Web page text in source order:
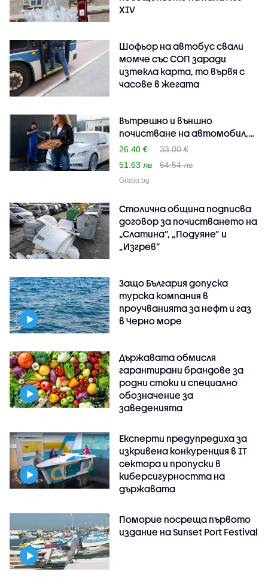
XIV
Шофьор на автобус свали
момче със СОП заради
изтекла карта, то вървя с
часове в жегата
Вътрешно и външно
почистване на автомобил,
п..
26.40 €
33.00 €
51.63 лв
64.54 лв
Grabo.bg
Столична община подписва
договор за почистването на
„Слатина”, „Подуяне” и
„Изгрев”
Защо България допуска
турска компания в
проучванията за нефт и газ
в Черно море
Държавата обмисля
гарантирани брандове за
родни стоки и специално
обозначение за
заведенията
Експерти предупредиха за
изкривена конкуренция в IT
сектора и пропуски в
киберсигурността на
държавата
Поморие посреща първото
издание на Sunset Port Festival